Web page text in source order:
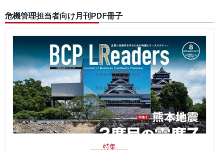
危機管理担当者向け月刊PDF冊子
特集